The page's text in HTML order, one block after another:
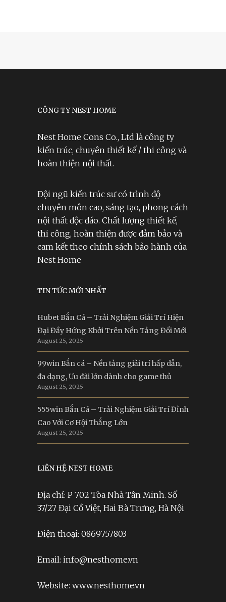
CÔNG TY NEST HOME
Nest Home Cons Co., Ltd là công ty
kiến trúc, chuyên thiết kế / thi công và
hoàn thiện nội thất.
Đội ngũ kiến trúc sư có trình độ
chuyên môn cao, sáng tạo, phong cách
nội thất độc đáo. Chất lượng thiết kế,
thi công, hoàn thiện được đảm bảo và
cam kết theo chính sách bảo hành của
Nest Home
TIN TỨC MỚI NHẤT
Hubet Bắn Cá – Trải Nghiệm Giải Trí Hiện
Đại Đầy Hứng Khởi Trên Nền Tảng Đổi Mới
August 25, 2025
99win Bắn cá – Nền tảng giải trí hấp dẫn,
đa dạng, Ưu đãi lớn dành cho game thủ
August 25, 2025
555win Bắn Cá – Trải Nghiệm Giải Trí Đỉnh
Cao Với Cơ Hội Thắng Lớn
August 25, 2025
LIÊN HỆ NEST HOME
Địa chỉ: P 702 Tòa Nhà Tân Minh. Số
37/27 Đại Cồ Việt, Hai Bà Trưng, Hà Nội
Điện thoại: 0869757803
Email: info@nesthome.vn
Website: www.nesthome.vn